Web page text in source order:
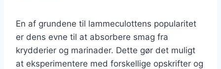
En af grundene til lammeculottens popularitet
er dens evne til at absorbere smag fra
krydderier og marinader. Dette gør det muligt
at eksperimentere med forskellige opskrifter og